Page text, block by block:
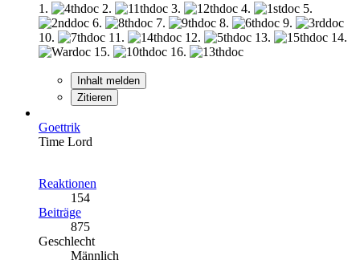
1.
2. 3. 4.
5.
6.
7. 8.
9.
10.
11. 12. 13.
14.
15.
16.
Inhalt melden
Zitieren
Goettrik
Time Lord
Reaktionen
154
Beiträge
875
Geschlecht
Männlich